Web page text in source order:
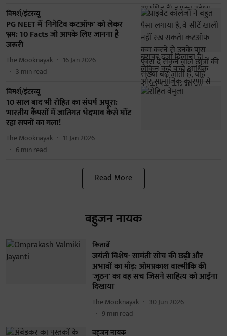
विमर्श/इंटरव्यू
PG NEET में 'निगेटिव कटऑफ' को लेकर
भ्रम: 10 Facts जो आपके लिए जानना है
जरूरी
The Mooknayak
16 Jan 2026
3 min read
विमर्श/इंटरव्यू
10 साल बाद भी रोहित का संघर्ष अधूरा:
भारतीय कैंपसों में जातिगत भेदभाव कैसे घोंट
रहा सपनों का गला!
The Mooknayak
11 Jan 2026
6min read
Read More
बहुजन नायक
किताबें
जयंती विशेष- सामंती सोच की छड़ी और
अभावों का माँड़: ओमप्रकाश वाल्मीकि की
'जूठन' का वह सच जिसने साहित्य को आईना
दिखाया
The Mooknayak
30 Jun 2026
9min read
बहुजन नायक